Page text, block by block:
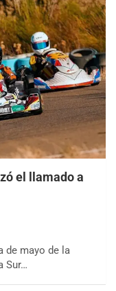
el llamado a
de mayo de la
Sur…